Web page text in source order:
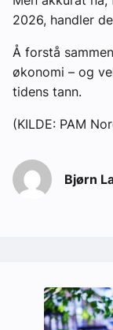
2026, handler
Å forstå
økonomi – og
tidens tann.
(KILDE: PAM
Bjørn